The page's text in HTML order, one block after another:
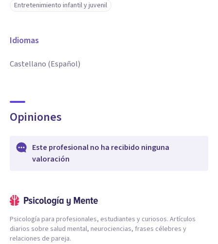
Entretenimiento infantil y juvenil
Idiomas
Castellano (Español)
Opiniones
Este profesional no ha recibido ninguna
valoración
Psicología para profesionales, estudiantes y curiosos. Artículos
diarios sobre salud mental, neurociencias, frases célebres y
relaciones de pareja.